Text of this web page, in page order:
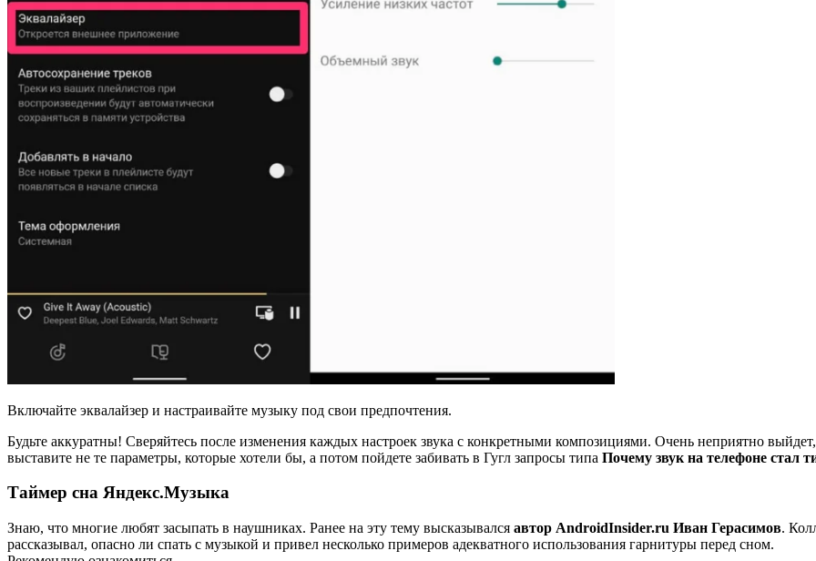
Включайте эквалайзер и настраивайте музыку под свои предпочтения.
Будьте аккуратны! Сверяйтесь после изменения каждых настроек звука с конкретными композициями. Очень неприятно
выставите не те параметры, которые хотели бы, а потом пойдете забивать в Гугл запросы типа Почему звук на телефоне стал
Таймер сна Яндекс.Музыка
Знаю, что многие любят засыпать в наушниках. Ранее на эту тему высказывался автор AndroidInsider.ru Иван Герасимов.
рассказывал, опасно ли спать с музыкой и привел несколько примеров адекватного использования гарнитуры перед сном.